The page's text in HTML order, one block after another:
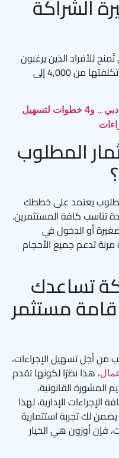
الشراكة
للأفراد الذين يرغبون
في الشراكة بشركات قائمة، وتتراوح تكلفتها من 4,000 إلى
تكلفة تجديد الرخصة التجارية في دبي .. و4 خطوات لتسهيل
المطلوب
يعتمد على خططك
تناسب كافة المستثمرين.
أو الدخول في
تدعم جميع الأحجام
تساعدك
مستثمر
من أجل تسهيل الإجراءات،
، هذا نظرًا لكونها تقدم
القانونية،
الإجراءات الإدارية، لهذا
لك تجربة استثمارية
فإن أوزون هي الخيار